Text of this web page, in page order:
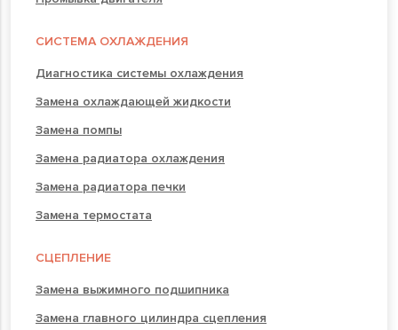
СИСТЕМА ОХЛАЖДЕНИЯ
Диагностика системы охлаждения
Замена охлаждающей жидкости
Замена помпы
Замена радиатора охлаждения
Замена радиатора печки
Замена термостата
СЦЕПЛЕНИЕ
Замена выжимного подшипника
Замена главного цилиндра сцепления